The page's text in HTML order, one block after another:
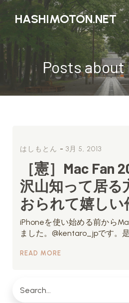
HASHIMOTON.NET
Posts about
はしもとん - 3月 5, 2013
［憲］Mac Fan
沢山知って居る
おられて嬉しい
iPhoneを使い始める前から
ました。@kentaro_jpです。
READ MORE